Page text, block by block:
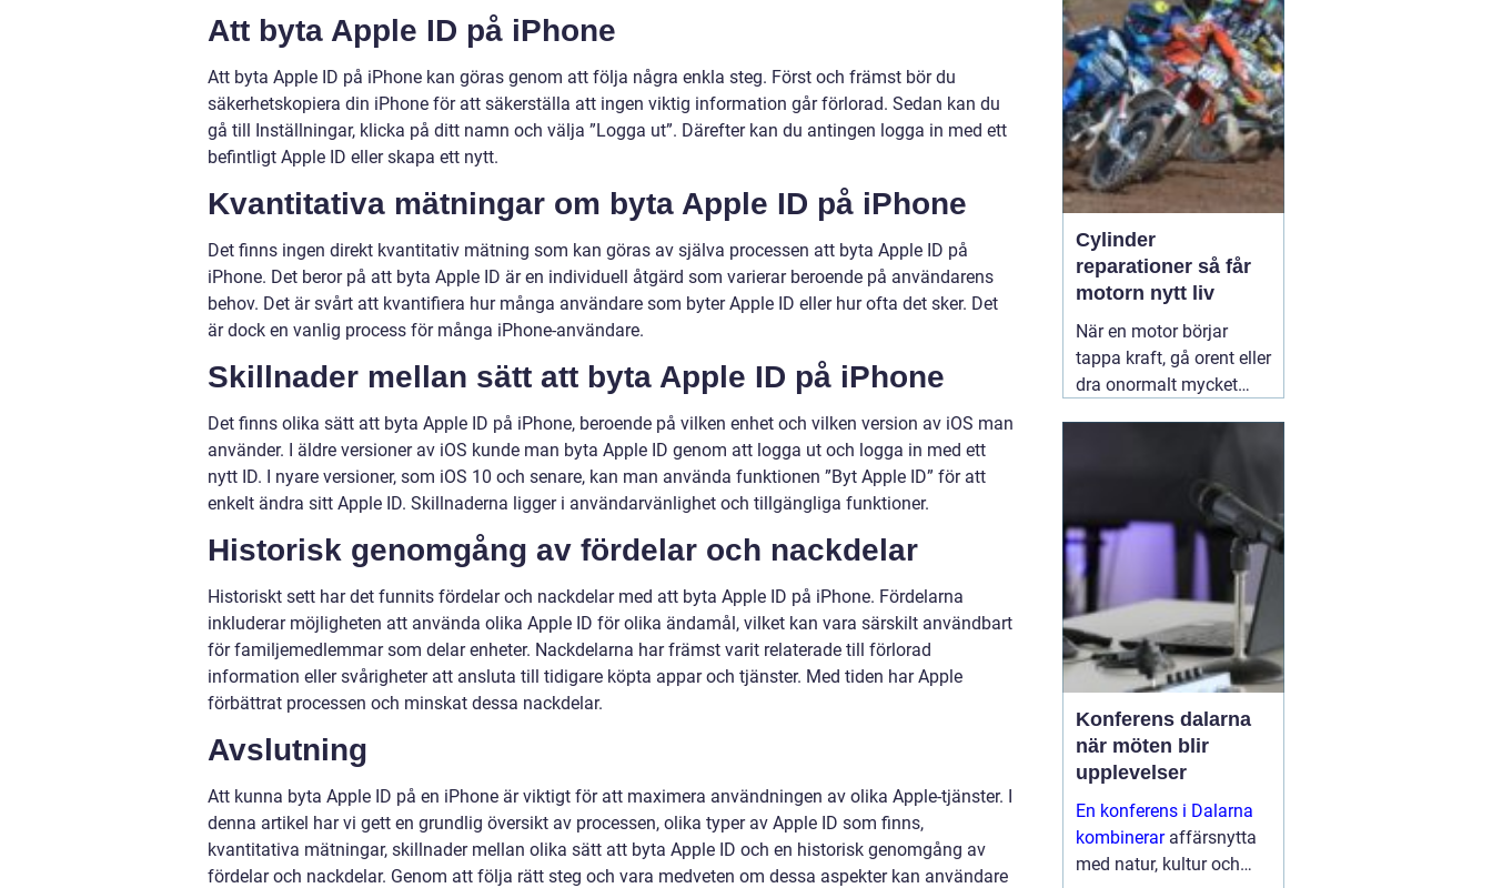
Att byta Apple ID på iPhone
Att byta Apple ID på iPhone kan göras genom att följa några enkla steg. Först och främst bör du
säkerhetskopiera din iPhone för att säkerställa att ingen viktig information går förlorad. Sedan kan du
gå till Inställningar, klicka på ditt namn och välja ”Logga ut”. Därefter kan du antingen logga in med ett
befintligt Apple ID eller skapa ett nytt.
Kvantitativa mätningar om byta Apple ID på iPhone
Det finns ingen direkt kvantitativ mätning som kan göras av själva processen att byta Apple ID på
iPhone. Det beror på att byta Apple ID är en individuell åtgärd som varierar beroende på användarens
behov. Det är svårt att kvantifiera hur många användare som byter Apple ID eller hur ofta det sker. Det
är dock en vanlig process för många iPhone-användare.
Skillnader mellan sätt att byta Apple ID på iPhone
Det finns olika sätt att byta Apple ID på iPhone, beroende på vilken enhet och vilken version av iOS man
använder. I äldre versioner av iOS kunde man byta Apple ID genom att logga ut och logga in med ett
nytt ID. I nyare versioner, som iOS 10 och senare, kan man använda funktionen ”Byt Apple ID” för att
enkelt ändra sitt Apple ID. Skillnaderna ligger i användarvänlighet och tillgängliga funktioner.
Historisk genomgång av fördelar och nackdelar
Historiskt sett har det funnits fördelar och nackdelar med att byta Apple ID på iPhone. Fördelarna
inkluderar möjligheten att använda olika Apple ID för olika ändamål, vilket kan vara särskilt användbart
för familjemedlemmar som delar enheter. Nackdelarna har främst varit relaterade till förlorad
information eller svårigheter att ansluta till tidigare köpta appar och tjänster. Med tiden har Apple
förbättrat processen och minskat dessa nackdelar.
Avslutning
Att kunna byta Apple ID på en iPhone är viktigt för att maximera användningen av olika Apple-tjänster. I
denna artikel har vi gett en grundlig översikt av processen, olika typer av Apple ID som finns,
kvantitativa mätningar, skillnader mellan olika sätt att byta Apple ID och en historisk genomgång av
fördelar och nackdelar. Genom att följa rätt steg och vara medveten om dessa aspekter kan användare
Cylinder
reparationer så får
motorn nytt liv
När en motor börjar
tappa kraft, gå orent eller
dra onormalt mycket
gör att motorn inte
längre arbetar tätt och
effektivt. Genom
professionella
30 juni
Konferens dalarna
när möten blir
upplevelser
En konferens i Dalarna
kombineraraffärsnytta
med natur, kultur och